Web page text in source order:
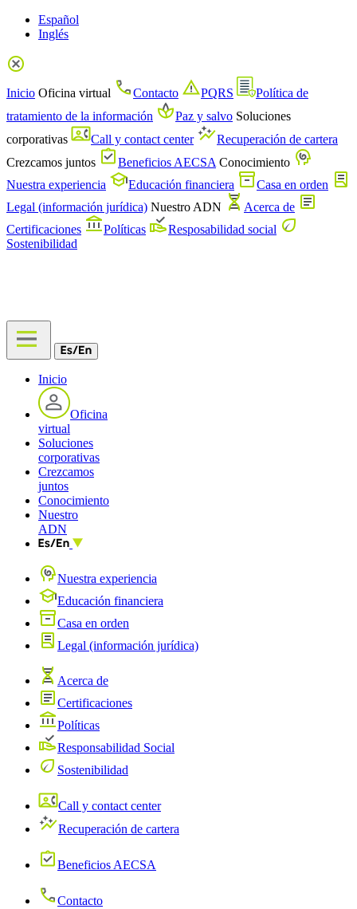
Español
Inglés
Inicio Oficina virtual Contacto PQRS
Política de
tratamiento de la información
Paz y salvo Soluciones
corporativas
Call y contact center
Recuperación de cartera
Crezcamos juntos
Beneficios AECSA Conocimiento
Nuestra experiencia
Educación financiera
Casa en orden
Legal (información jurídica) Nuestro ADN
Acerca de
Certificaciones
Políticas
Resposabilidad social
Sostenibilidad
Inicio
Oficina
virtual
Soluciones
corporativas
Crezcamos
juntos
Conocimiento
Nuestro
ADN
Nuestra experiencia
Educación financiera
Casa en orden
Legal (información jurídica)
Acerca de
Certificaciones
Políticas
Responsabilidad Social
Sostenibilidad
Call y contact center
Recuperación de cartera
Beneficios AECSA
Contacto